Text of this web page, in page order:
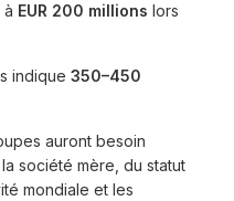
à EUR 200 millions lors
indique 350–450
auront besoin
société mère, du statut
mondiale et les